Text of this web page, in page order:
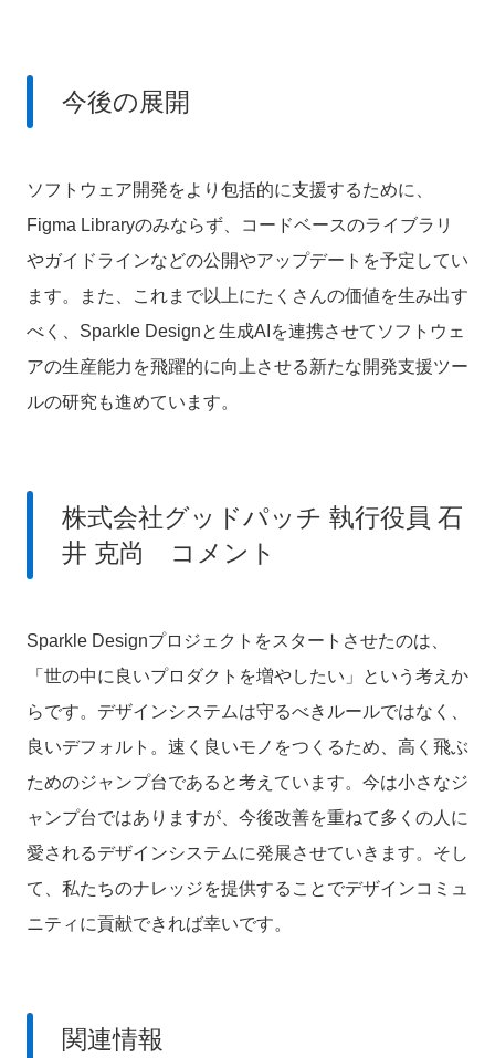
今後の展開
ソフトウェア開発をより包括的に支援するために、
Figma Libraryのみならず、コードベースのライブラリ
やガイドラインなどの公開やアップデートを予定してい
ます。また、これまで以上にたくさんの価値を生み出す
べく、Sparkle Designと生成AIを連携させてソフトウェ
アの生産能力を飛躍的に向上させる新たな開発支援ツー
ルの研究も進めています。
株式会社グッドパッチ 執行役員 石
井 克尚 コメント
Sparkle Designプロジェクトをスタートさせたのは、
「世の中に良いプロダクトを増やしたい」という考えか
らです。デザインシステムは守るべきルールではなく、
良いデフォルト。速く良いモノをつくるため、高く飛ぶ
ためのジャンプ台であると考えています。今は小さなジ
ャンプ台ではありますが、今後改善を重ねて多くの人に
愛されるデザインシステムに発展させていきます。そし
て、私たちのナレッジを提供することでデザインコミュ
ニティに貢献できれば幸いです。
関連情報